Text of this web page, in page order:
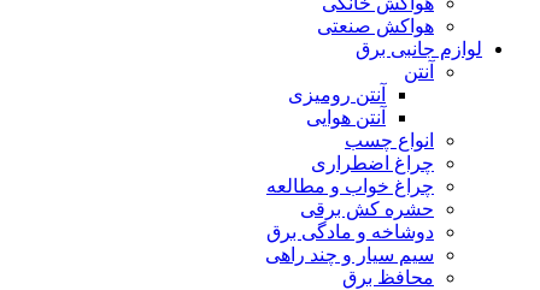
هواکش صنعتی
لوازم جانبی برق
آنتن
آنتن رومیزی
آنتن هوایی
انواع چسب
چراغ اضطراری
چراغ خواب و مطالعه
حشره کش برقی
دوشاخه و مادگی برق
سیم سیار و چند راهی
محافظ برق